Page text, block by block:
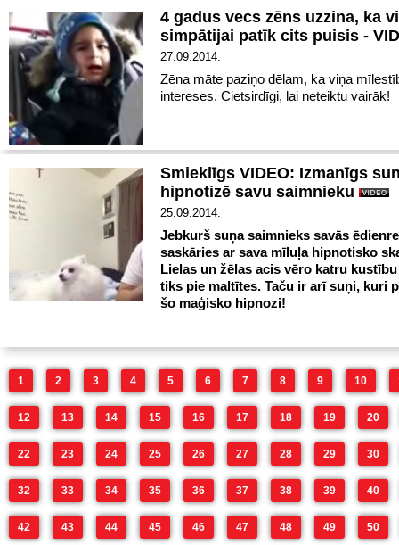
4 gadus vecs zēns uzzina, ka
simpātijai patīk cits puisis -
27.09.2014.
Zēna māte paziņo dēlam, ka viņa
intereses. Cietsirdīgi, lai neteiktu vairāk!
Smieklīgs VIDEO: Izmanīgs
hipnotizē savu saimnieku
25.09.2014.
Jebkurš suņa saimnieks savās
saskāries ar sava mīluļa hipnotisko
Lielas un žēlas acis vēro katru
tiks pie maltītes. Taču ir arī suņi, kuri
šo maģisko hipnozi!
1 2 3 4 5 6 7 8 9 10
12 13 14 15 16 17 18 19 20
22 23 24 25 26 27 28 29 30
32 33 34 35 36 37 38 39 40
42 43 44 45 46 47 48 49 50